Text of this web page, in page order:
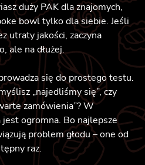
duży PAK dla znajomych,
bowl tylko dla siebie. Jeśli
utraty jakości, zaczyna
ale na dłużej.
się do prostego testu.
„najedliśmy się”, czy
zamówienia”? W
ogromna. Bo najlepsze
problem głodu – one od
raz.